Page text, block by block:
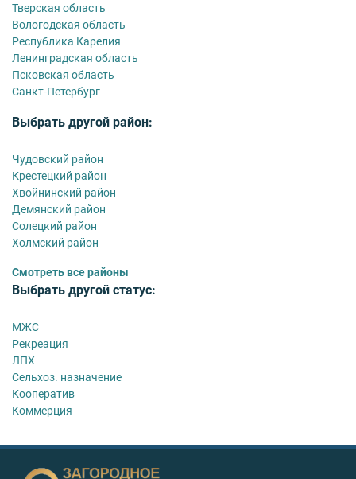
Тверская область
Вологодская область
Республика Карелия
Ленинградская область
Псковская область
Санкт-Петербург
Выбрать другой район:
Чудовский район
Крестецкий район
Хвойнинский район
Демянский район
Солецкий район
Холмский район
Смотреть все районы
Выбрать другой статус:
МЖС
Рекреация
ЛПХ
Сельхоз. назначение
Кооператив
Коммерция